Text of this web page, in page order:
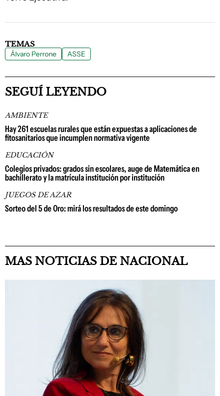
TEMAS
Álvaro Perrone ASSE
SEGUÍ LEYENDO
AMBIENTE
Hay 261 escuelas rurales que están expuestas a aplicaciones de
fitosanitarios que incumplen normativa vigente
EDUCACIÓN
Colegios privados: grados sin escolares, auge de Matemática en
bachillerato y la matrícula institución por institución
JUEGOS DE AZAR
Sorteo del 5 de Oro: mirá los resultados de este domingo
MAS NOTICIAS DE NACIONAL